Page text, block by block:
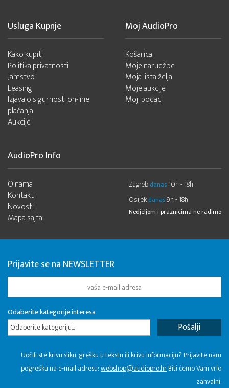
Usluga Kupnje
Kako kupiti
Politika privatnosti
Jamstvo
Leasing
Izjava o sigurnosti on-line
plaćanja
Aukcije
Moj AudioPro
Košarica
Moje narudžbe
Moja lista želja
Moje aukcije
Moji podaci
AudioPro Info
O nama
Kontakt
Novosti
Mapa sajta
Zagreb danas 10h - 18h
Osijek danas9h - 18h
Nedjeljom i praznicima ne radimo
Prijavite se na NEWSLETTER
Odaberite kategorije interesa
Odaberite kategoriju...
Uočili ste krivu sliku, grešku u tekstu ili krivu informaciju? Prijavite nam
pogrešku na e-mail adresu:webshop@audiopro.hrBiti ćemo Vam vrlo
zahvalni.